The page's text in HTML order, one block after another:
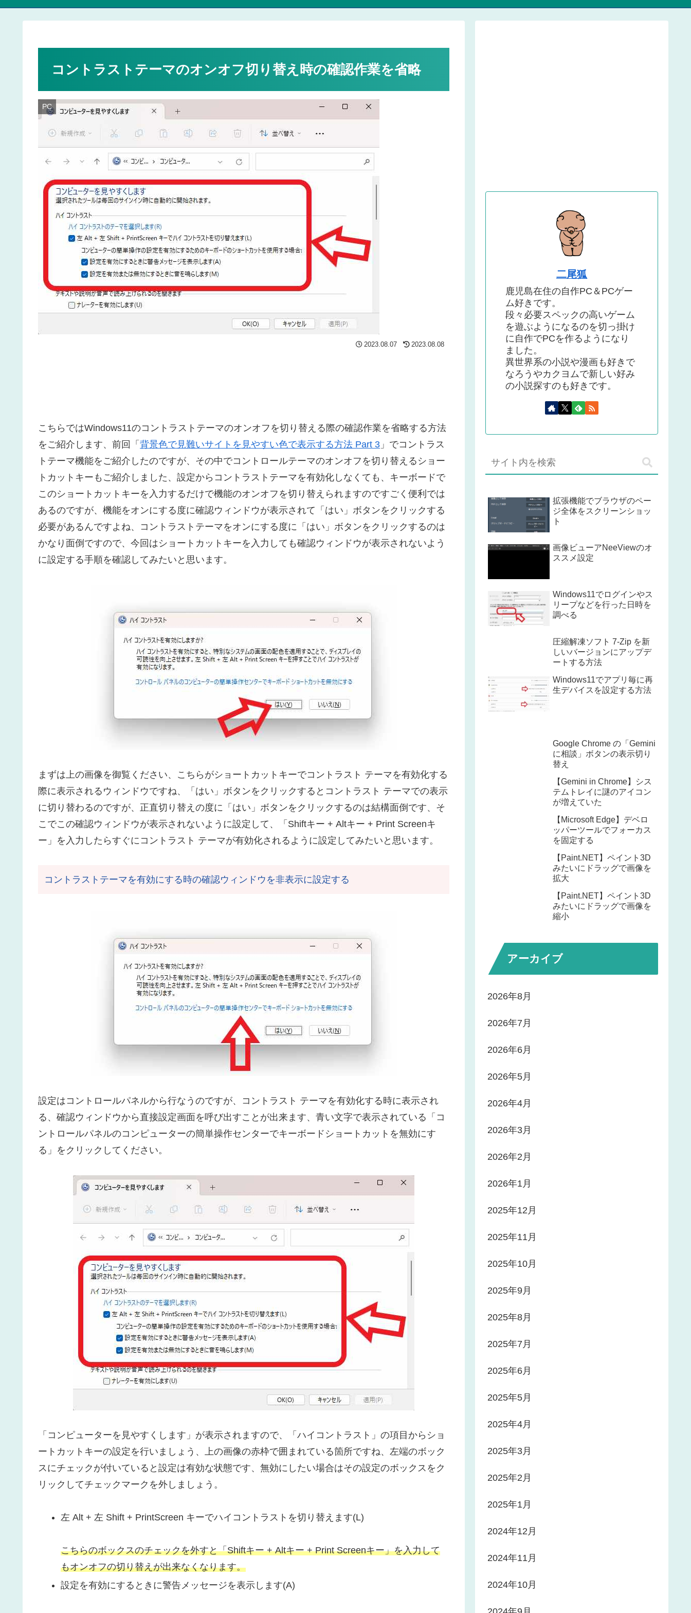
コントラストテーマのオンオフ切り替え時の確認作業を省略
PC
2023.08.07 2023.08.08
こちらではWindows11のコントラストテーマのオンオフを切り替える際の確認作業を省略する方法
をご紹介します、前回「 背景色で見難いサイトを見やすい色で表示する方法 Part 3 」でコントラス
トテーマ機能をご紹介したのですが、その中でコントロールテーマのオンオフを切り替えるショー
トカットキーもご紹介しました、設定からコントラストテーマを有効化しなくても、キーボードで
このショートカットキーを入力するだけで機能のオンオフを切り替えられますのですごく便利では
あるのですが、機能をオンにする度に確認ウィンドウが表示されて「はい」ボタンをクリックする
必要があるんですよね、コントラストテーマをオンにする度に「はい」ボタンをクリックするのは
かなり面倒ですので、今回はショートカットキーを入力しても確認ウィンドウが表示されないよう
に設定する手順を確認してみたいと思います。
まずは上の画像を御覧ください、こちらがショートカットキーでコントラスト テーマを有効化する
際に表示されるウィンドウですね、「はい」ボタンをクリックするとコントラスト テーマでの表示
に切り替わるのですが、正直切り替えの度に「はい」ボタンをクリックするのは結構面倒です、そ
こでこの確認ウィンドウが表示されないように設定して、「Shiftキー + Altキー + Print Screenキ
ー」を入力したらすぐにコントラスト テーマが有効化されるように設定してみたいと思います。
コントラストテーマを有効にする時の確認ウィンドウを非表示に設定する
設定はコントロールパネルから行なうのですが、コントラスト テーマを有効化する時に表示され
る、確認ウィンドウから直接設定画面を呼び出すことが出来ます、青い文字で表示されている「コ
ントロールパネルのコンピューターの簡単操作センターでキーボードショートカットを無効にす
る」をクリックしてください。
「コンピューターを見やすくします」が表示されますので、「ハイコントラスト」の項目からショ
ートカットキーの設定を行いましょう、上の画像の赤枠で囲まれている箇所ですね、左端のボック
スにチェックが付いていると設定は有効な状態です、無効にしたい場合はその設定のボックスをク
リックしてチェックマークを外しましょう。
左 Alt + 左 Shift + PrintScreen キーでハイコントラストを切り替えます(L)
こちらのボックスのチェックを外すと「Shiftキー + Altキー + Print Screenキー」を入力して
もオンオフの切り替えが出来なくなります。
設定を有効にするときに警告メッセージを表示します(A)
二尾狐
鹿児島在住の自作PC＆PCゲー
ム好きです。
段々必要スペックの高いゲーム
を遊ぶようになるのを切っ掛け
に自作でPCを作るようになり
ました。
異世界系の小説や漫画も好きで
なろうやカクヨムで新しい好み
の小説探すのも好きです。
拡張機能でブラウザのペー
ジ全体をスクリーンショッ
ト
画像ビューアNeeViewのオ
ススメ設定
Windows11でログインやス
リープなどを行った日時を
調べる
圧縮解凍ソフト 7-Zip を新
しいバージョンにアップデ
ートする方法
Windows11でアプリ毎に再
生デバイスを設定する方法
Google Chrome の「Gemini
に相談」ボタンの表示切り
替え
【Gemini in Chrome】シス
テムトレイに謎のアイコン
が増えていた
【Microsoft Edge】デベロ
ッパーツールでフォーカス
を固定する
【Paint.NET】ペイント3D
みたいにドラッグで画像を
拡大
【Paint.NET】ペイント3D
みたいにドラッグで画像を
縮小
アーカイブ
2026年8月
2026年7月
2026年6月
2026年5月
2026年4月
2026年3月
2026年2月
2026年1月
2025年12月
2025年11月
2025年10月
2025年9月
2025年8月
2025年7月
2025年6月
2025年5月
2025年4月
2025年3月
2025年2月
2025年1月
2024年12月
2024年11月
2024年10月